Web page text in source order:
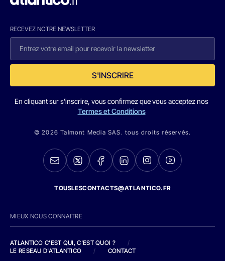
RECEVEZ NOTRE NEWSLETTER
S'INSCRIRE
En cliquant sur s'inscrire, vous confirmez que vous acceptez nos
Termes et Conditions
© 2026 Talmont Media SAS. tous droits réservés.
TOUSLESCONTACTS@ATLANTICO.FR
MIEUX NOUS CONNAITRE
ATLANTICO C'EST QUI, C'EST QUOI ?
/
LE RESEAU D'ATLANTICO
/ CONTACT